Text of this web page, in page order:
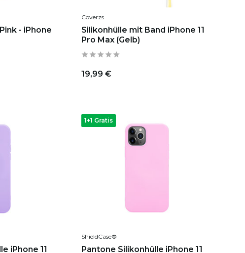
- iPhone
Coverzs
Silikonhülle mit Band iPhone 11
Pro Max (Gelb)
19,99 €
iPhone 11
1+1 Gratis
ShieldCase®
Pantone Silikonhülle iPhone 11